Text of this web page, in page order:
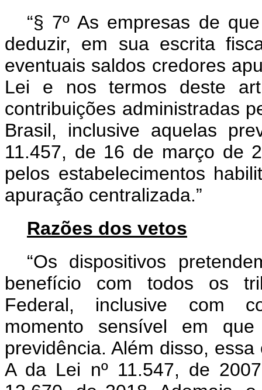
“§ 7º As empresas de
deduzir, em sua escrita
eventuais saldos credores
Lei e nos termos deste
contribuições administradas
Brasil, inclusive aquelas
11.457, de 16 de março de
pelos estabelecimentos
apuração centralizada.”
Razões dos vetos
“Os dispositivos
benefício com todos os
Federal, inclusive com
momento sensível em
previdência. Além disso,
A da Lei nº 11.547, de